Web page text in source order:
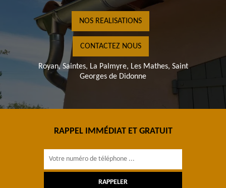
NOS REALISATIONS
CONTACTEZ NOUS
Royan, Saintes, La Palmyre, Les Mathes, Saint
Georges de Didonne
RAPPEL IMMÉDIAT ET GRATUIT